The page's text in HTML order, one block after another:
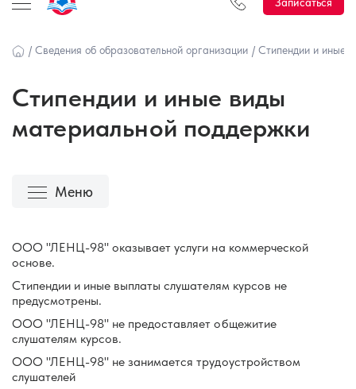
/ Сведения об образовательной организации / Стипендии и иные
Стипендии и иные виды
материальной поддержки
Меню
Основные сведения
Структура и органы управления
образовательной организацией
ООО "ЛЕНЦ-98" оказывает услуги на коммерческой
основе.
Стипендии и иные выплаты слушателям курсов не
предусмотрены.
ООО "ЛЕНЦ-98" не предоставляет общежитие
слушателям курсов.
ООО "ЛЕНЦ-98" не занимается трудоустройством
слушателей